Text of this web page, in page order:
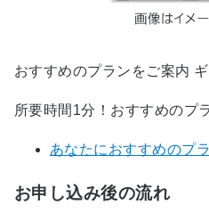
おすすめのプランをご案内
所要時間1分！おすすめのプ
あなたにおすすめのプ
お申し込み後の流れ